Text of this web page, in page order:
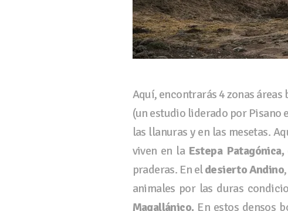
Aquí, encontrarás 4 zonas
(un estudio liderado por Pisano
las llanuras y en las mesetas.
viven en la Estepa Patagónica,
praderas. En eldesierto Andino
animales por las duras
Magallánico. En estos densos